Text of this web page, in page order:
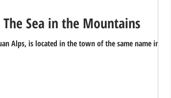
Sea in the Mountains
Alps, is located in the town of the same name in the